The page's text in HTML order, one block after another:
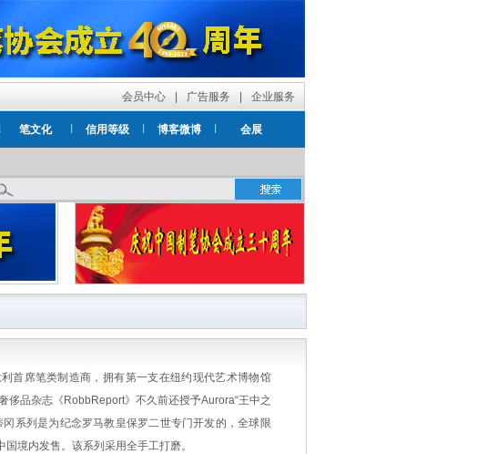
会员中心 广告服务 企业服务
笔文化 信用等级 博客微博 会展
首席笔类制造商，拥有第一支在纽约现代艺术博物馆
侈品杂志《RobbReport》不久前还授予Aurora“王中之
冈系列是为纪念罗马教皇保罗二世专门开发的，全球限
境内发售。该系列采用全手工打磨。